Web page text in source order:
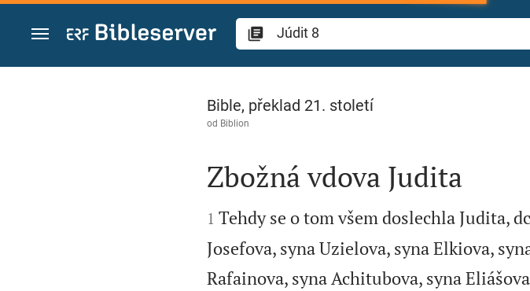
Přejít na obsah
Júdit 8
Bible, překlad 21. století
od Biblion

Zbožná vdova Judita

1 Tehdy se o tom všem doslechla Judita,
Josefova, syna Uzielova, syna Elkiova,
Rafainova, syna Achitubova, syna